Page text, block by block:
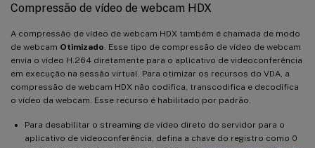
Compressão de vídeo de webcam HDX
A compressão de vídeo de webcam HDX também é chamada de modo
de webcam Otimizado . Esse tipo de compressão de vídeo de webcam
envia o vídeo H.264 diretamente para o aplicativo de videoconferência
em execução na sessão virtual. Para otimizar os recursos do VDA, a
compressão de webcam HDX não codifica, transcodifica e decodifica
o vídeo da webcam. Esse recurso é habilitado por padrão.
Para desabilitar o streaming de vídeo direto do servidor para o
aplicativo de videoconferência, defina a chave do registro como 0